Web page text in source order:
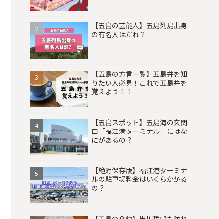
【五島の芸能人】五島列島出身
の有名人はだれ？
【五島の方言一覧】五島弁を知
りたい人必見！これで五島弁を
覚えよう！！
【五島スポット】五島海の玄関
口「福江港ターミナル」にはな
にがあるの？
【絶対保存版】福江港ターミナ
ルの駐車場料金はいくらかかる
の？